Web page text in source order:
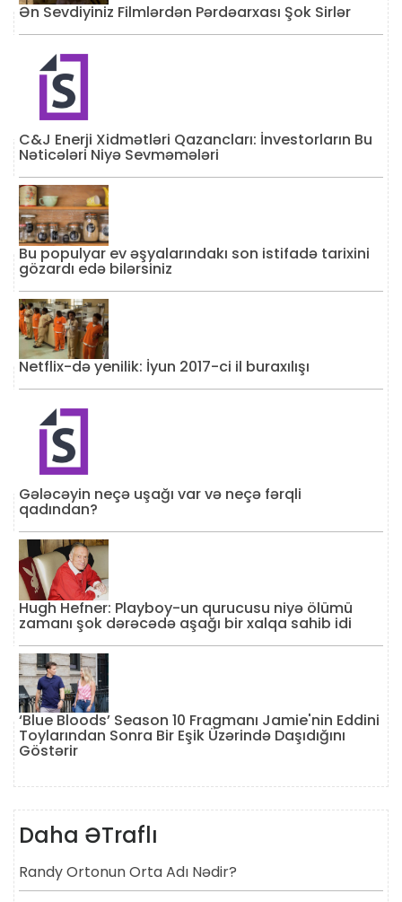
Ən Sevdiyiniz Filmlərdən Pərdəarxası Şok Sirlər
C&J Enerji Xidmətləri Qazancları: İnvestorların Bu
Nəticələri Niyə Sevməmələri
Bu populyar ev əşyalarındakı son istifadə tarixini
gözardı edə bilərsiniz
Netflix-də yenilik: İyun 2017-ci il buraxılışı
Gələcəyin neçə uşağı var və neçə fərqli
qadından?
Hugh Hefner: Playboy-un qurucusu niyə ölümü
zamanı şok dərəcədə aşağı bir xalqa sahib idi
‘Blue Bloods’ Season 10 Fragmanı Jamie'nin Eddini
Toylarından Sonra Bir Eşik Üzərində Daşıdığını
Göstərir
Daha ƏTraflı
Randy Ortonun Orta Adı Nədir?